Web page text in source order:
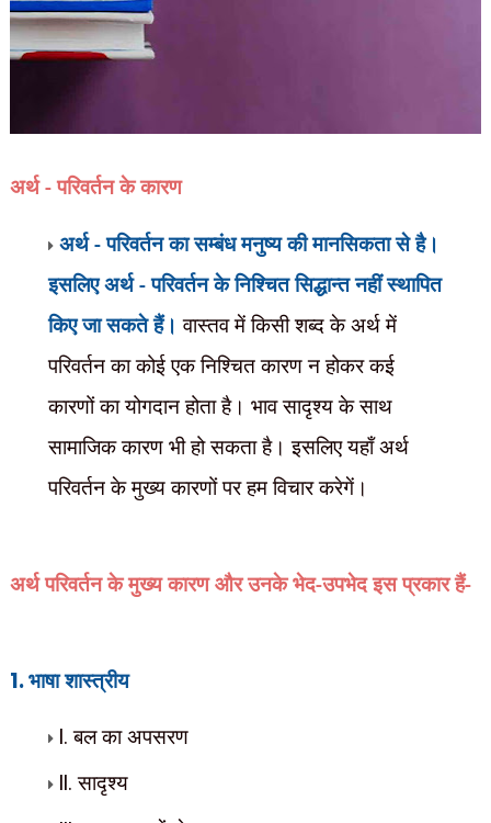
अर्थ - परिवर्तन के कारण
अर्थ - परिवर्तन का सम्बंध मनुष्य की मानसिकता से है।
इसलिए अर्थ - परिवर्तन के निश्चित सिद्धान्त नहीं स्थापित
किए जा सकते हैं।वास्तव में किसी शब्द के अर्थ में
परिवर्तन का कोई एक निश्चित कारण न होकर कई
कारणों का योगदान होता है। भाव सादृश्य के साथ
सामाजिक कारण भी हो सकता है। इसलिए यहाँ अर्थ
परिवर्तन के मुख्य कारणों पर हम विचार करेगें।
अर्थ परिवर्तन के मुख्य कारण और उनके भेद-उपभेद इस प्रकार हैं-
1.भाषा शास्त्रीय
I.बल का अपसरण
II.सादृश्य